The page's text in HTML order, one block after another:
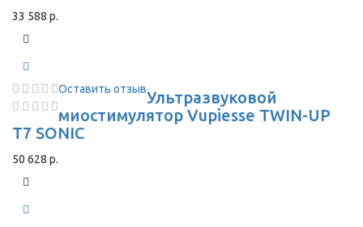
33 588 р.
Оставить отзывУльтразвуковой
миостимулятор Vupiesse TWIN-UP
T7 SONIC
50 628 р.